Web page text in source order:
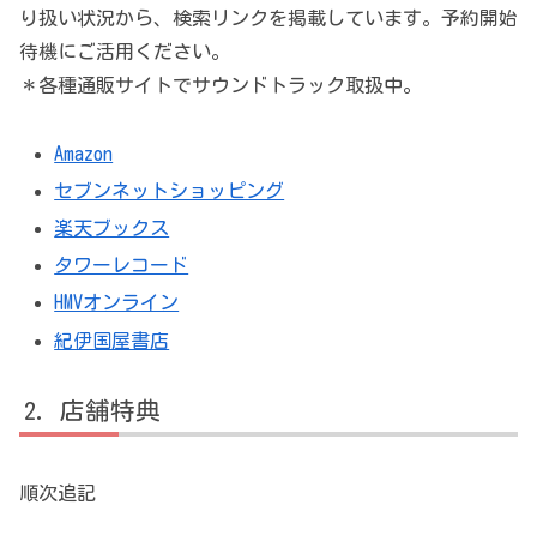
り扱い状況から、検索リンクを掲載しています。予約開始
待機にご活用ください。
＊各種通販サイトでサウンドトラック取扱中。
Amazon
セブンネットショッピング
楽天ブックス
タワーレコード
HMVオンライン
紀伊国屋書店
店舗特典
順次追記